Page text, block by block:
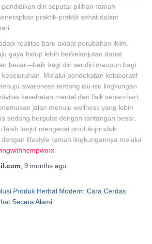
diri seputar pilihan ramah
praktik-praktik sehat dalam
realitas baru akibat perubahan iklim,
gaya hidup lebih berkelanjutan dapat
besar—baik bagi diri sendiri maupun bagi
Melalui pendekatan kolaboratif
awareness tentang isu-isu lingkungan
kesehatan mental dan fisik sehari-hari,
jalan menuju wellness yang lebih
sedang bergulat dengan tantangan besar.
lebih lanjut mengenai produk-produk
lifestyle ramah lingkungannya melalui
9 months ago
Produk Herbal Modern: Cara Cerdas
Secara Alami